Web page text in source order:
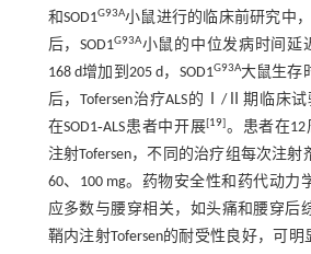
和SOD1G93A小鼠进行的临床前研究中
后，SOD1G93A小鼠的中位发病时间延
168 d增加到205 d，SOD1G93A大鼠生存
后，Tofersen治疗ALS的Ⅰ/Ⅱ期临床试
在SOD1‐ALS患者中开展[19]。患者在12
注射Tofersen，不同的治疗组每次注射
60、100 mg。药物安全性和药代动力
应多数与腰穿相关，如头痛和腰穿后
鞘内注射Tofersen的耐受性良好，可明